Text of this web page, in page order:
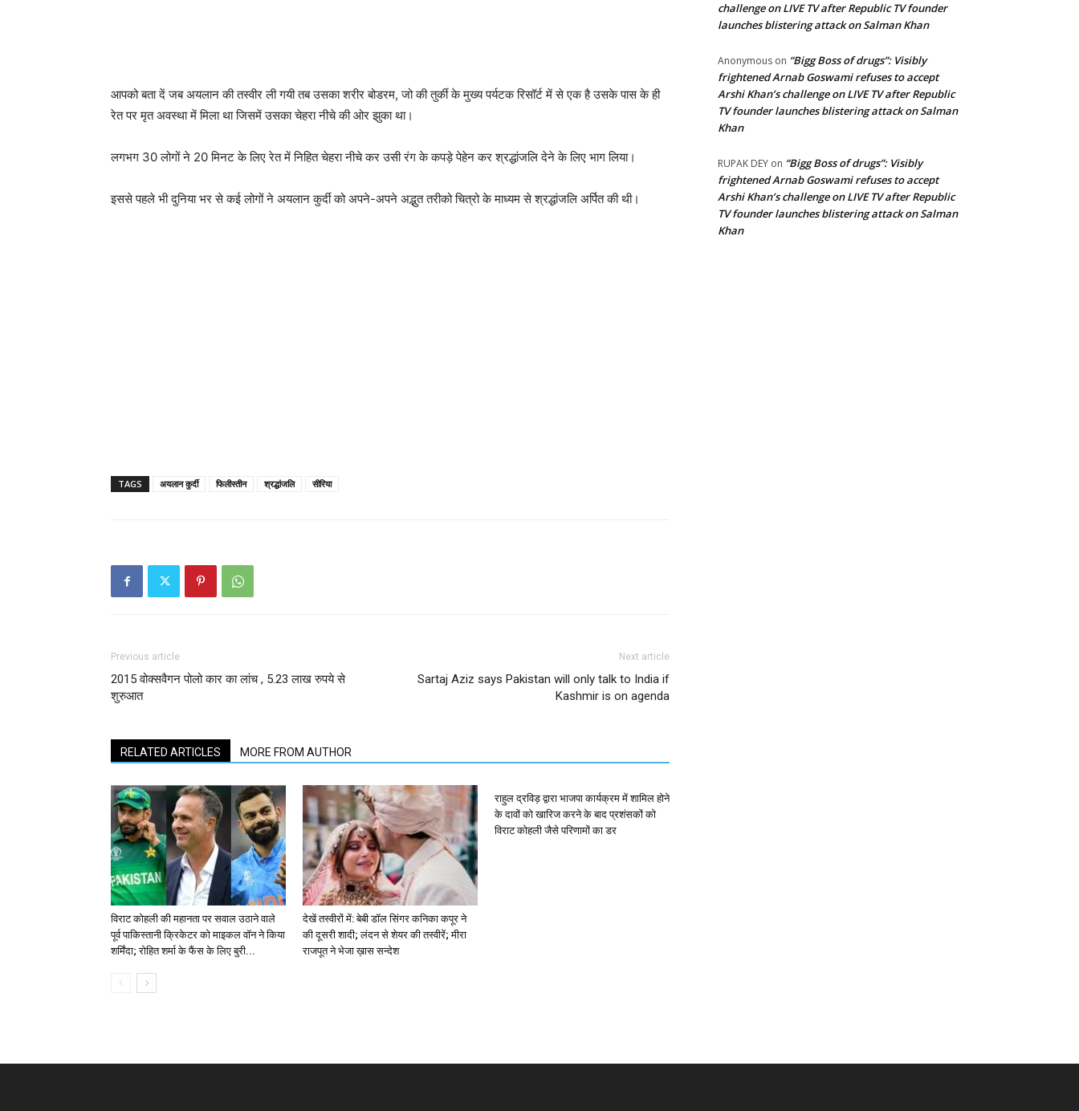
आपको बता दें जब अयलान की तस्वीर ली गयी तब उसका शरीर बोडरम, जो की तुर्की के मुख्य पर्यटक रिसॉर्ट में से एक है उसके पास के ही
रेत पर मृत अवस्था में मिला था जिसमें उसका चेहरा नीचे की ओर झुका था।
लगभग 30 लोगों ने 20 मिनट के लिए रेत में निहित चेहरा नीचे कर उसी रंग के कपड़े पेहेन कर श्रद्धांजलि देने के लिए भाग लिया।
इससे पहले भी दुनिया भर से कई लोगों ने अयलान कुर्दी को अपने-अपने अद्भुत तरीको चित्रो के माध्यम से श्रद्धांजलि अर्पित की थी।
TAGS अयलान कुर्दी फिलीस्तीन श्रद्धांजलि सीरिया
Previous article
2015 वोक्सवैगन पोलो कार का लांच , 5.23 लाख रुपये से
शुरुआत
Next article
Sartaj Aziz says Pakistan will only talk to India if
Kashmir is on agenda
RELATED ARTICLES MORE FROM AUTHOR
विराट कोहली की महानता पर सवाल उठाने वाले
पूर्व पाकिस्तानी क्रिकेटर को माइकल वॉन ने किया
शर्मिंदा; रोहित शर्मा के फैंस के लिए बुरी...
देखें तस्वीरों में: बेबी डॉल सिंगर कनिका कपूर ने
की दूसरी शादी; लंदन से शेयर की तस्वीरें; मीरा
राजपूत ने भेजा ख़ास सन्देश
राहुल द्रविड़ द्वारा भाजपा कार्यक्रम में शामिल होने
के दावों को खारिज करने के बाद प्रशंसकों को
विराट कोहली जैसे परिणामों का डर
challenge on LIVE TV after Republic TV founder
launches blistering attack on Salman Khan
Anonymous on “Bigg Boss of drugs”: Visibly
frightened Arnab Goswami refuses to accept
Arshi Khan’s challenge on LIVE TV after Republic
TV founder launches blistering attack on Salman
Khan
RUPAK DEY on “Bigg Boss of drugs”: Visibly
frightened Arnab Goswami refuses to accept
Arshi Khan’s challenge on LIVE TV after Republic
TV founder launches blistering attack on Salman
Khan